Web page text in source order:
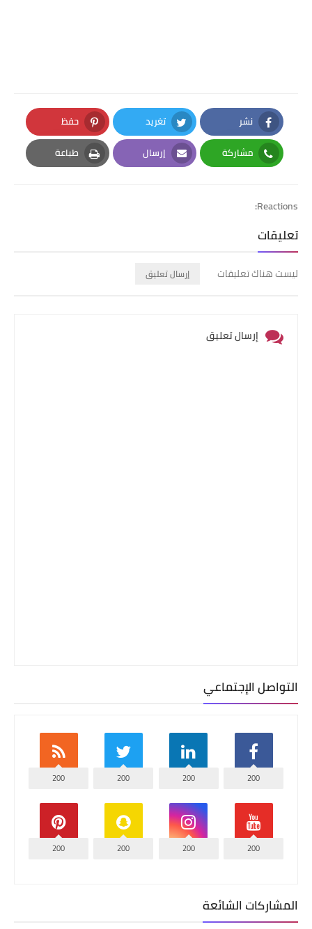
نشر
Facebook
تغريد
Twitter
حفظ
Pinterest
مشاركة
Whatsapp
إرسال
Email
طباعة
Print
Reactions:
تعليقات
ليست هناك تعليقات إرسال تعليق
إرسال تعليق
التواصل الإجتماعي
200
200
200
200
200
200
200
200
المشاركات الشائعة